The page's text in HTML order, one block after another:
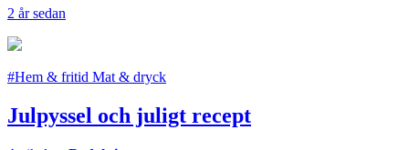
2 år sedan
#Hem & fritid Mat & dryck
Julpyssel och juligt recept